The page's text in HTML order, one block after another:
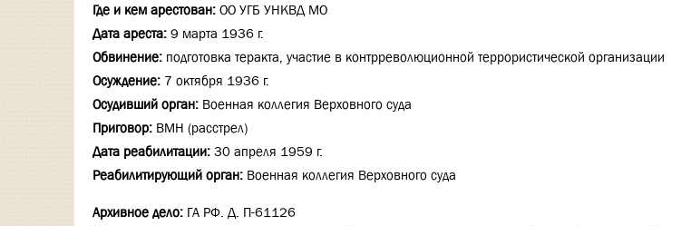
Где и кем арестован: ОО УГБ УНКВД МО
Дата ареста: 9 марта 1936 г.
Обвинение: подготовка теракта, участие в контрреволюционной террористической организации
Осуждение: 7 октября 1936 г.
Осудивший орган: Военная коллегия Верховного суда
Приговор: ВМН (расстрел)
Дата реабилитации: 30 апреля 1959 г.
Реабилитирующий орган: Военная коллегия Верховного суда
Архивное дело: ГА РФ. Д. П-61126